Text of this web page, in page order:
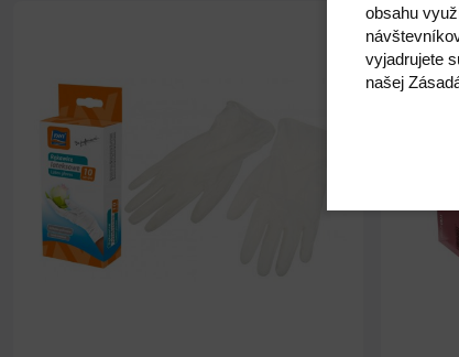
obsahu
vyjadrujete
našej